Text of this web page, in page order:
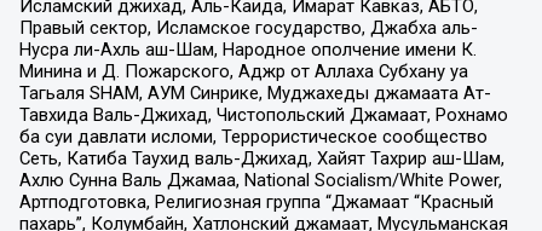
Исламский джихад, Аль-Каида, Имарат Кавказ, АБТО,
Правый сектор, Исламское государство, Джабха аль-
Нусра ли-Ахль аш-Шам, Народное ополчение имени К.
Минина и Д. Пожарского, Аджр от Аллаха Субхану уа
Тагьаля SHAM, АУМ Синрике, Муджахеды джамаата Ат-
Тавхида Валь-Джихад, Чистопольский Джамаат, Рохнамо
ба суи давлати исломи, Террористическое сообщество
Сеть, Катиба Таухид валь-Джихад, Хайят Тахрир аш-Шам,
Ахлю Сунна Валь Джамаа, National Socialism/White Power,
Артподготовка, Религиозная группа “Джамаат “Красный
пахарь”, Колумбайн, Хатлонский джамаат, Мусульманская